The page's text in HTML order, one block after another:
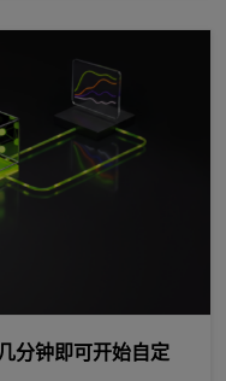
分钟即可开始自定
可开始自定义 NVIDIA